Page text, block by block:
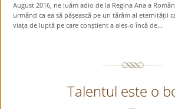
August 2016, ne luăm adio de la Regina Ana a
urmând ca ea să pășească pe un tărâm al eternității
viața de luptă pe care conștient a ales-o încă de...
Talentul este o